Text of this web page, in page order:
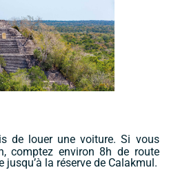
de louer une voiture. Si vous
comptez environ 8h de route
la réserve de Calakmul.